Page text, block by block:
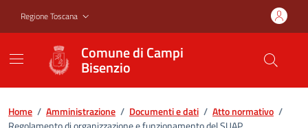
Regione Toscana
Comune di Campi
Bisenzio
Home / Amministrazione / Documenti e dati / Atto normativo /